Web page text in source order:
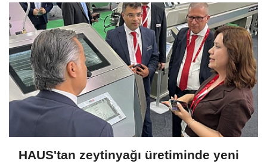
HAUS'tan zeytinyağı üretiminde yeni